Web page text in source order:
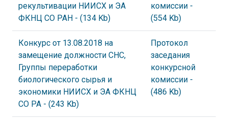
рекультивации НИИСХ и ЭА
ФКНЦ СО РАН - (134 Kb)
комиссии -
(554 Kb)
Конкурс от 13.08.2018 на
замещение должности СНС,
Группы переработки
биологического сырья и
экономики НИИСХ и ЭА ФКНЦ
СО РА - (243 Kb)
Протокол
заседания
конкурсной
комиссии -
(486 Kb)